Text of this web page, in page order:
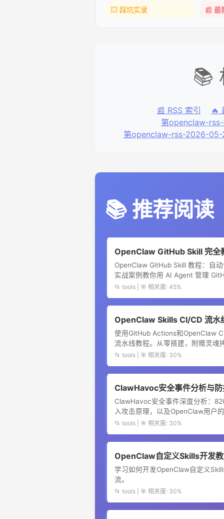
💥 踩坑实录 📰 最
📚
📰 RSS 索引
🔥
第openclaw-
第openclaw-rss-2026-05-
📚 推荐阅读
OpenClaw GitHub Skill 完全
OpenClaw GitHub Skill 教程：自
实战案例教你用 AI Agent 管理
📂 tools | 🎯 相关度: 45%
OpenClaw Skills CI/CD 流水
使用GitHub Actions和OpenClaw
流水线教程。从零搭建，附赠灵魂
📂 tools | 🎯 相关度: 30%
ClawHavoc安全事件分析与
ClawHavoc安全事件深度分析：
入攻击原理，以及OpenClaw用户
📂 tools | 🎯 相关度: 30%
OpenClaw自定义Skills开发
学习如何开发OpenClaw自定义
流。
📂 tools | 🎯 相关度: 30%